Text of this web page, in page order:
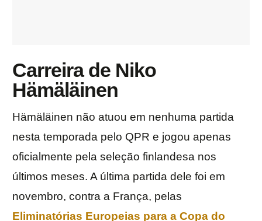
Carreira de Niko
Hämäläinen
Hämäläinen não atuou em nenhuma partida
nesta temporada pelo QPR e jogou apenas
oficialmente pela seleção finlandesa nos
últimos meses. A última partida dele foi em
novembro, contra a França, pelas
Eliminatórias Europeias para a Copa do